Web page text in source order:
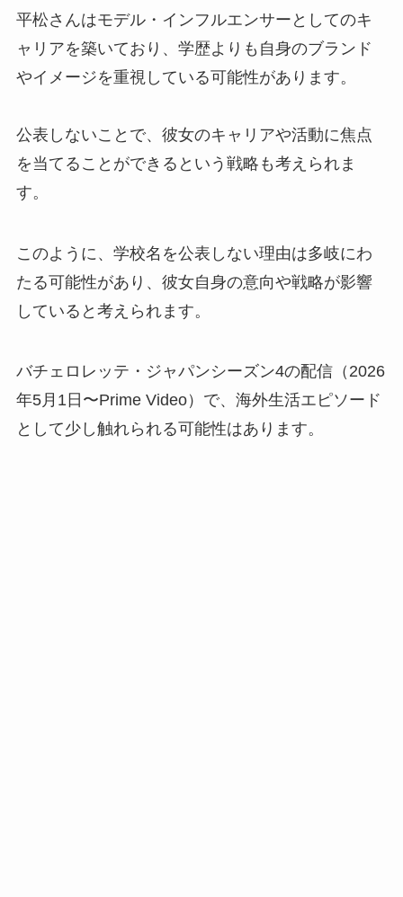
平松さんはモデル・インフルエンサーとしてのキ
ャリアを築いており、学歴よりも自身のブランド
やイメージを重視している可能性があります。
公表しないことで、彼女のキャリアや活動に焦点
を当てることができるという戦略も考えられま
す。
このように、学校名を公表しない理由は多岐にわ
たる可能性があり、彼女自身の意向や戦略が影響
していると考えられます。
バチェロレッテ・ジャパンシーズン4の配信（2026
年5月1日〜Prime Video）で、海外生活エピソード
として少し触れられる可能性はあります。